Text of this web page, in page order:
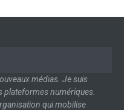
médias. Je suis
plateformes numériques.
qui mobilise